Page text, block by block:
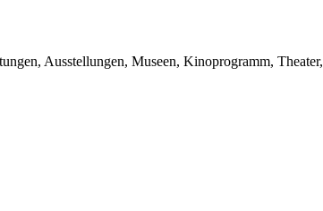
Ausstellungen, Museen, Kinoprogramm, Theater,